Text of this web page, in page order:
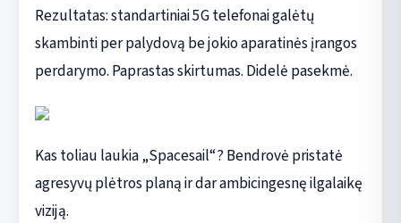
Rezultatas: standartiniai 5G telefonai galėtų
skambinti per palydovą be jokio aparatinės įrangos
perdarymo. Paprastas skirtumas. Didelė pasekmė.
Kas toliau laukia „Spacesail“? Bendrovė pristatė
agresyvų plėtros planą ir dar ambicingesnę ilgalaikę
viziją.